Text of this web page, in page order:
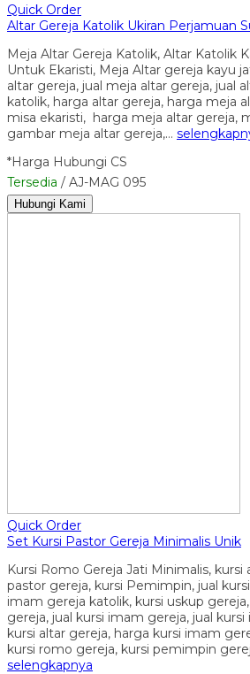
Quick Order
Altar Gereja Katolik Ukiran Perjamuan
Meja Altar Gereja Katolik, Altar Katolik
Untuk Ekaristi, Meja Altar gereja kayu
altar gereja, jual meja altar gereja, jual
katolik, harga altar gereja, harga meja
misa ekaristi, harga meja altar gereja,
gambar meja altar gereja,…
*Harga Hubungi CS
Tersedia / AJ-MAG 095
Hubungi Kami
Quick Order
Set Kursi Pastor Gereja Minimalis Unik
Kursi Romo Gereja Jati Minimalis, kursi
pastor gereja, kursi Pemimpin, jual
imam gereja katolik, kursi uskup
gereja, jual kursi imam gereja, jual
kursi altar gereja, harga kursi imam
kursi romo gereja, kursi pemimpin
selengkapnya